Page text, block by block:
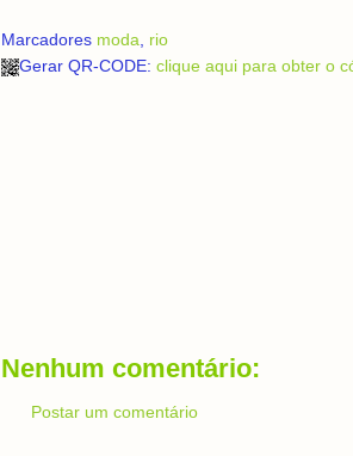
Marcadores moda
rio
Gerar QR-CODE: clique aqui para obter o
Nenhum comentário:
Postar um comentário